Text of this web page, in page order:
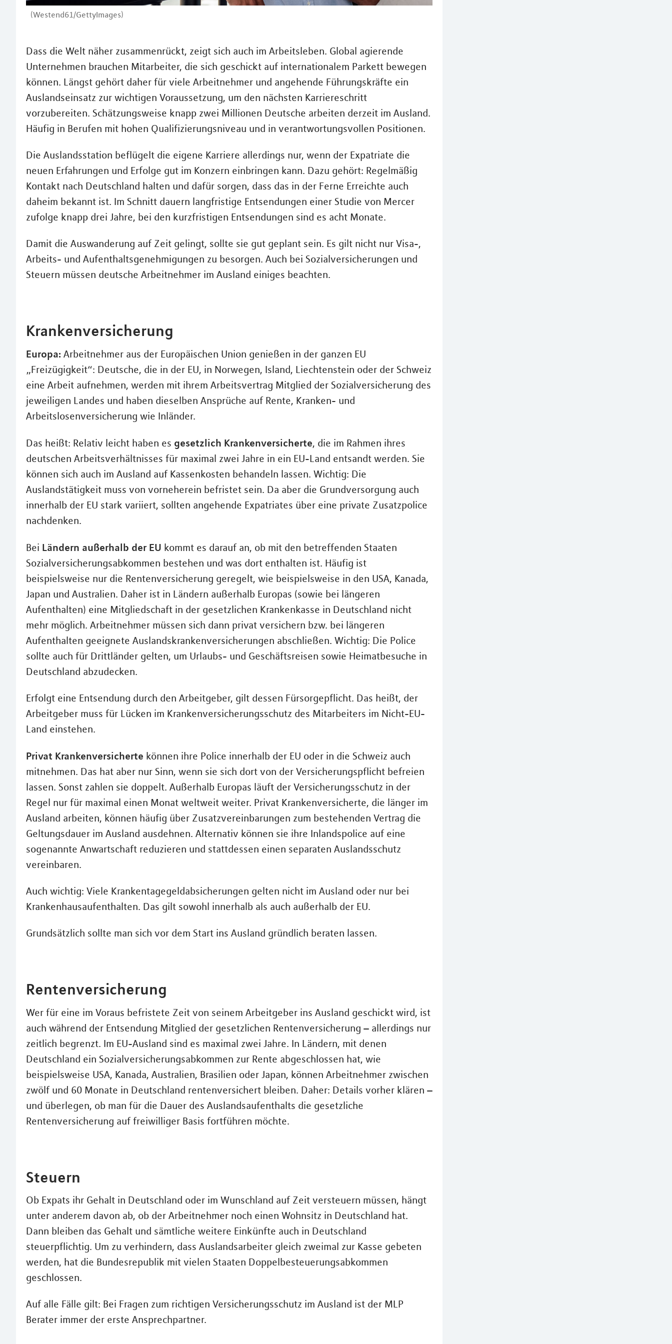
(Westend61/GettyImages)
Dass die Welt näher zusammenrückt, zeigt sich auch im Arbeitsleben. Global agierende
Unternehmen brauchen Mitarbeiter, die sich geschickt auf internationalem Parkett bewegen
können. Längst gehört daher für viele Arbeitnehmer und angehende Führungskräfte ein
Auslandseinsatz zur wichtigen Voraussetzung, um den nächsten Karriereschritt
vorzubereiten. Schätzungsweise knapp zwei Millionen Deutsche arbeiten derzeit im Ausland.
Häufig in Berufen mit hohen Qualifizierungsniveau und in verantwortungsvollen Positionen.
Die Auslandsstation beflügelt die eigene Karriere allerdings nur, wenn der Expatriate die
neuen Erfahrungen und Erfolge gut im Konzern einbringen kann. Dazu gehört: Regelmäßig
Kontakt nach Deutschland halten und dafür sorgen, dass das in der Ferne Erreichte auch
daheim bekannt ist. Im Schnitt dauern langfristige Entsendungen einer Studie von Mercer
zufolge knapp drei Jahre, bei den kurzfristigen Entsendungen sind es acht Monate.
Damit die Auswanderung auf Zeit gelingt, sollte sie gut geplant sein. Es gilt nicht nur Visa-,
Arbeits- und Aufenthaltsgenehmigungen zu besorgen. Auch bei Sozialversicherungen und
Steuern müssen deutsche Arbeitnehmer im Ausland einiges beachten.
Krankenversicherung
Europa: Arbeitnehmer aus der Europäischen Union genießen in der ganzen EU
„Freizügigkeit“: Deutsche, die in der EU, in Norwegen, Island, Liechtenstein oder der Schweiz
eine Arbeit aufnehmen, werden mit ihrem Arbeitsvertrag Mitglied der Sozialversicherung des
jeweiligen Landes und haben dieselben Ansprüche auf Rente, Kranken- und
Arbeitslosenversicherung wie Inländer.
Das heißt: Relativ leicht haben es gesetzlich Krankenversicherte, die im Rahmen ihres
deutschen Arbeitsverhältnisses für maximal zwei Jahre in ein EU-Land entsandt werden. Sie
können sich auch im Ausland auf Kassenkosten behandeln lassen. Wichtig: Die
Auslandstätigkeit muss von vorneherein befristet sein. Da aber die Grundversorgung auch
innerhalb der EU stark variiert, sollten angehende Expatriates über eine private Zusatzpolice
nachdenken.
Bei Ländern außerhalb der EU kommt es darauf an, ob mit den betreffenden Staaten
Sozialversicherungsabkommen bestehen und was dort enthalten ist. Häufig ist
beispielsweise nur die Rentenversicherung geregelt, wie beispielsweise in den USA, Kanada,
Japan und Australien. Daher ist in Ländern außerhalb Europas (sowie bei längeren
Aufenthalten) eine Mitgliedschaft in der gesetzlichen Krankenkasse in Deutschland nicht
mehr möglich. Arbeitnehmer müssen sich dann privat versichern bzw. bei längeren
Aufenthalten geeignete Auslandskrankenversicherungen abschließen. Wichtig: Die Police
sollte auch für Drittländer gelten, um Urlaubs- und Geschäftsreisen sowie Heimatbesuche in
Deutschland abzudecken.
Erfolgt eine Entsendung durch den Arbeitgeber, gilt dessen Fürsorgepflicht. Das heißt, der
Arbeitgeber muss für Lücken im Krankenversicherungsschutz des Mitarbeiters im Nicht-EU-
Land einstehen.
Privat Krankenversicherte können ihre Police innerhalb der EU oder in die Schweiz auch
mitnehmen. Das hat aber nur Sinn, wenn sie sich dort von der Versicherungspflicht befreien
lassen. Sonst zahlen sie doppelt. Außerhalb Europas läuft der Versicherungsschutz in der
Regel nur für maximal einen Monat weltweit weiter. Privat Krankenversicherte, die länger im
Ausland arbeiten, können häufig über Zusatzvereinbarungen zum bestehenden Vertrag die
Geltungsdauer im Ausland ausdehnen. Alternativ können sie ihre Inlandspolice auf eine
sogenannte Anwartschaft reduzieren und stattdessen einen separaten Auslandsschutz
vereinbaren.
Auch wichtig: Viele Krankentagegeldabsicherungen gelten nicht im Ausland oder nur bei
Krankenhausaufenthalten. Das gilt sowohl innerhalb als auch außerhalb der EU.
Grundsätzlich sollte man sich vor dem Start ins Ausland gründlich beraten lassen.
Rentenversicherung
Wer für eine im Voraus befristete Zeit von seinem Arbeitgeber ins Ausland geschickt wird, ist
auch während der Entsendung Mitglied der gesetzlichen Rentenversicherung – allerdings nur
zeitlich begrenzt. Im EU-Ausland sind es maximal zwei Jahre. In Ländern, mit denen
Deutschland ein Sozialversicherungsabkommen zur Rente abgeschlossen hat, wie
beispielsweise USA, Kanada, Australien, Brasilien oder Japan, können Arbeitnehmer zwischen
zwölf und 60 Monate in Deutschland rentenversichert bleiben. Daher: Details vorher klären –
und überlegen, ob man für die Dauer des Auslandsaufenthalts die gesetzliche
Rentenversicherung auf freiwilliger Basis fortführen möchte.
Steuern
Ob Expats ihr Gehalt in Deutschland oder im Wunschland auf Zeit versteuern müssen, hängt
unter anderem davon ab, ob der Arbeitnehmer noch einen Wohnsitz in Deutschland hat.
Dann bleiben das Gehalt und sämtliche weitere Einkünfte auch in Deutschland
steuerpflichtig. Um zu verhindern, dass Auslandsarbeiter gleich zweimal zur Kasse gebeten
werden, hat die Bundesrepublik mit vielen Staaten Doppelbesteuerungsabkommen
geschlossen.
Auf alle Fälle gilt: Bei Fragen zum richtigen Versicherungsschutz im Ausland ist der MLP
Berater immer der erste Ansprechpartner.